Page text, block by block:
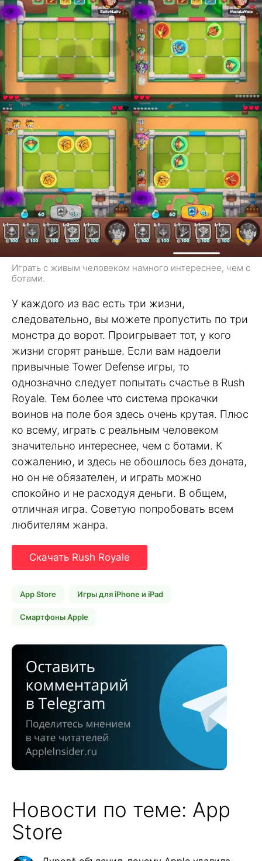
Играть с живым человеком намного интереснее, чем с
ботами.
У каждого из вас есть три жизни,
следовательно, вы можете пропустить по три
монстра до ворот. Проигрывает тот, у кого
жизни сгорят раньше. Если вам надоели
привычные Tower Defense игры, то
однозначно следует попытать счастье в Rush
Royale. Тем более что система прокачки
воинов на поле боя здесь очень крутая. Плюс
ко всему, играть с реальным человеком
значительно интереснее, чем с ботами. К
сожалению, и здесь не обошлось без доната,
но он не обязателен, и играть можно
спокойно и не расходуя деньги. В общем,
отличная игра. Советую попробовать всем
любителям жанра.
Скачать Rush Royale
App Store Игры для iPhone и iPad
Смартфоны Apple
Новости по теме: App
Store